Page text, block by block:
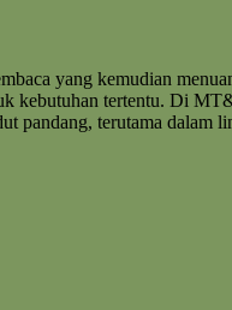
yang kemudian
kebutuhan tertentu. Di
pandang, terutama dalam